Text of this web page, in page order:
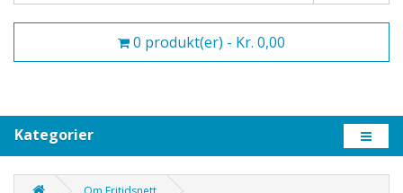
0 produkt(er) - Kr. 0,00
Kategorier